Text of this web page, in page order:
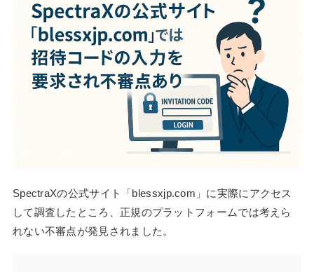
SpectraXの公式サイト「blessxjp.com」に実際にアクセス
して調査したところ、正規のプラットフォームでは考えら
れない不審点が発見されました。